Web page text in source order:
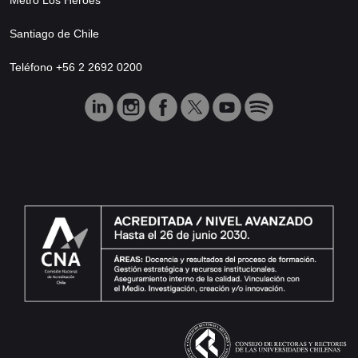
Santiago de Chile
Teléfono +56 2 2692 0200